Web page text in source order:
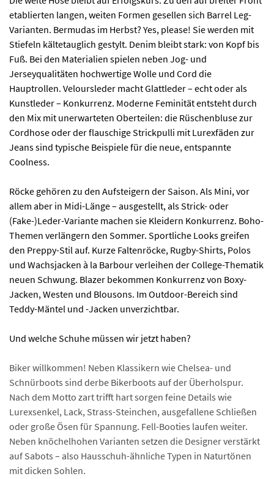
etablierten langen, weiten Formen gesellen sich Barrel Leg-
Varianten. Bermudas im Herbst? Yes, please! Sie werden mit
Stiefeln kältetauglich gestylt. Denim bleibt stark: von Kopf bis
Fuß. Bei den Materialien spielen neben Jog- und
Jerseyqualitäten hochwertige Wolle und Cord die
Hauptrollen. Veloursleder macht Glattleder – echt oder als
Kunstleder – Konkurrenz. Moderne Feminität entsteht durch
den Mix mit unerwarteten Oberteilen: die Rüschenbluse zur
Cordhose oder der flauschige Strickpulli mit Lurexfäden zur
Jeans sind typische Beispiele für die neue, entspannte
Coolness.
Röcke gehören zu den Aufsteigern der Saison. Als Mini, vor
allem aber in Midi-Länge – ausgestellt, als Strick- oder
(Fake-)Leder-Variante machen sie Kleidern Konkurrenz. Boho-
Themen verlängern den Sommer. Sportliche Looks greifen
den Preppy-Stil auf. Kurze Faltenröcke, Rugby-Shirts, Polos
und Wachsjacken à la Barbour verleihen der College-Thematik
neuen Schwung. Blazer bekommen Konkurrenz von Boxy-
Jacken, Westen und Blousons. Im Outdoor-Bereich sind
Teddy-Mäntel und -Jacken unverzichtbar.
Und welche Schuhe müssen wir jetzt haben?
Biker willkommen! Neben Klassikern wie Chelsea- und
Schnürboots sind derbe Bikerboots auf der Überholspur.
Nach dem Motto zart trifft hart sorgen feine Details wie
Lurexsenkel, Lack, Strass-Steinchen, ausgefallene Schließen
oder große Ösen für Spannung. Fell-Booties laufen weiter.
Neben knöchelhohen Varianten setzen die Designer verstärkt
auf Sabots – also Hausschuh-ähnliche Typen in Naturtönen
mit dicken Sohlen.